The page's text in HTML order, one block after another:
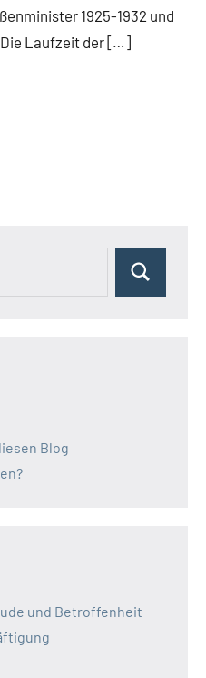
1925-1932 und
Laufzeit der […]
Suchen
Blog
und Betroffenheit